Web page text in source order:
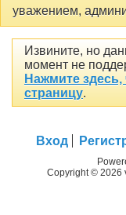
уважением,
Извините, но
момент не
Нажмите
страницу.
Вход
Copyright © 2026